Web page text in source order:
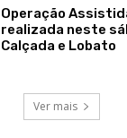
Operação
realizada neste
Calçada e Lobato
Ver mais